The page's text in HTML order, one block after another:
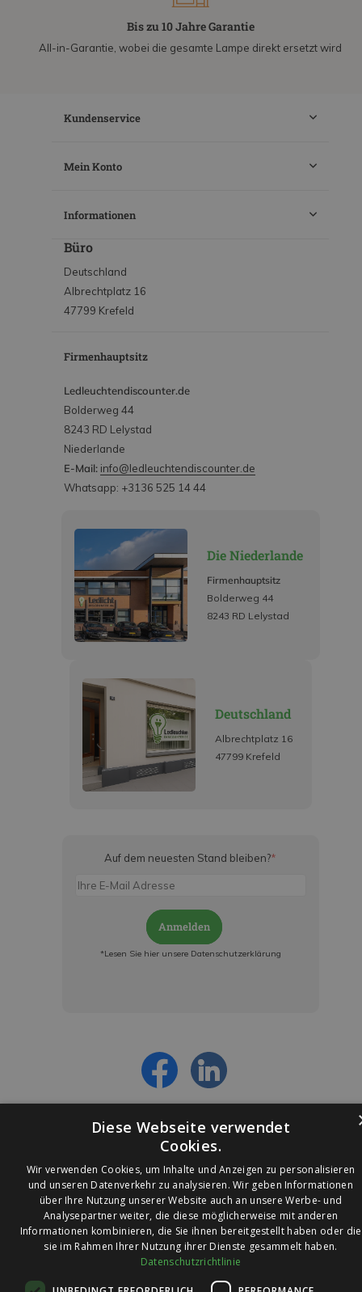
Bis zu 10 Jahre Garantie
All-in-Garantie, wobei die gesamte Lampe direkt ersetzt wird
Kundenservice
Mein Konto
Informationen
Büro
Deutschland
Albrechtplatz 16
47799 Krefeld
Firmenhauptsitz
Ledleuchtendiscounter.de
Bolderweg 44
8243 RD Lelystad
Niederlande
E-Mail: info@ledleuchtendiscounter.de
Whatsapp: +3136 525 14 44
Die Niederlande
Firmenhauptsitz
Bolderweg 44
8243 RD Lelystad
Deutschland
Albrechtplatz 16
47799 Krefeld
Auf dem neuesten Stand bleiben?*
Anmelden
*Lesen Sie hier unsere Datenschutzerklärung
© 2026 Ledleuchtendiscounter.de
Diese Webseite verwendet
Cookies.
Wir verwenden Cookies, um Inhalte und Anzeigen zu personalisieren
und unseren Datenverkehr zu analysieren. Wir geben Informationen
über Ihre Nutzung unserer Website auch an unsere Werbe- und
Analysepartner weiter, die diese möglicherweise mit anderen
Informationen kombinieren, die Sie ihnen bereitgestellt haben oder die
sie im Rahmen Ihrer Nutzung ihrer Dienste gesammelt haben.
Datenschutzrichtlinie